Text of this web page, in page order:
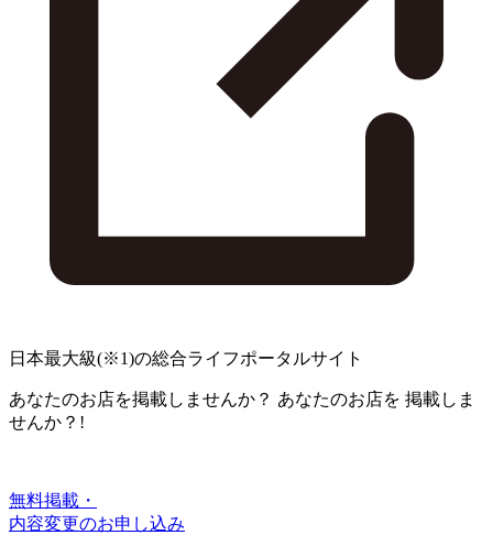
日本最大級(※1)の総合ライフポータルサイト
あなたのお店を掲載しませんか？ あなたのお店を 掲載しま
せんか？!
無料掲載・
内容変更のお申し込み